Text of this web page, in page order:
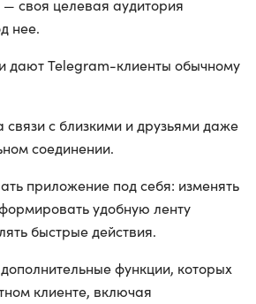
своя целевая аудитория
нее.
дают Telegram-клиенты обычному
связи с близкими и друзьями даже
соединении.
приложение под себя: изменять
удобную ленту
быстрые действия.
функции, которых
клиенте, включая